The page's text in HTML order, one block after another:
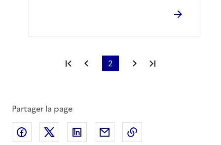
Première page
Page précédente
2 Page suivante
Partager la page
Partager sur Facebook
Partager sur XPartager sur LinkedIn
Partager par email